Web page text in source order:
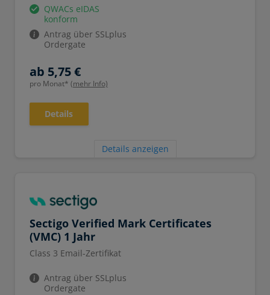
QWACs eIDAS
konform
Antrag über SSLplus
Ordergate
ab 5,75 €
pro Monat* (mehr Info)
Details
Details anzeigen
Sectigo Verified Mark Certificates
(VMC) 1 Jahr
Class 3 Email-Zertifikat
Antrag über SSLplus
Ordergate